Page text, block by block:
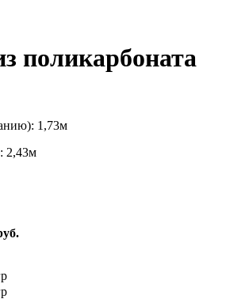
поликарбоната
1,73м
2,43м